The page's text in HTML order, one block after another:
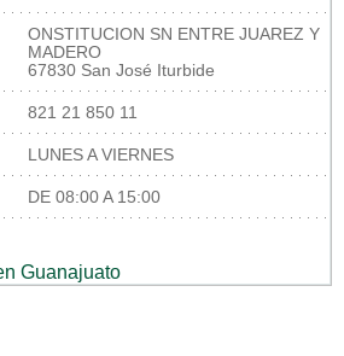
ONSTITUCION SN ENTRE JUAREZ Y
MADERO
67830 San José Iturbide
821 21 850 11
LUNES A VIERNES
DE 08:00 A 15:00
Guanajuato